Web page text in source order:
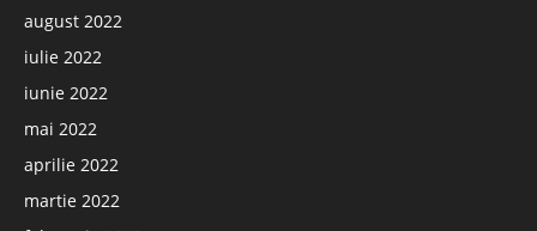
august 2022
iulie 2022
iunie 2022
mai 2022
aprilie 2022
martie 2022